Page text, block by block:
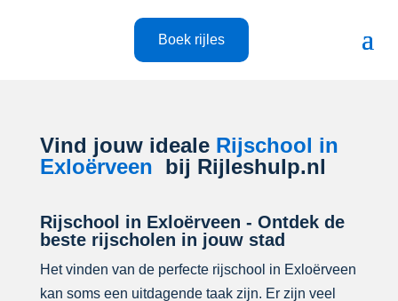
Boek rijles
Vind jouw ideale Rijschool in
Exloërveen bij Rijleshulp.nl
Rijschool in Exloërveen - Ontdek de
beste rijscholen in jouw stad
Het vinden van de perfecte rijschool in Exloërveen
kan soms een uitdagende taak zijn. Er zijn veel